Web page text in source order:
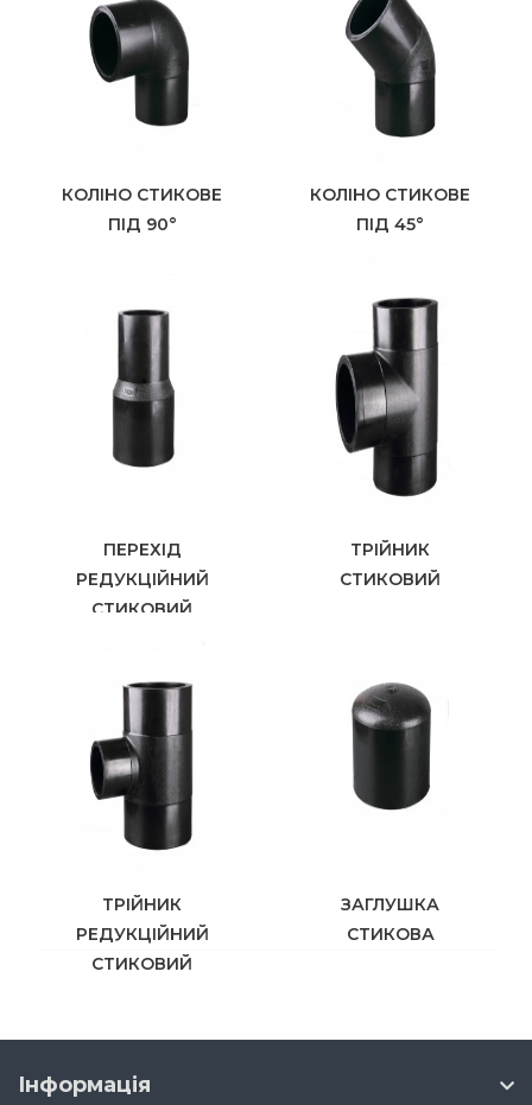
КОЛІНО СТИКОВЕ
ПІД 90°
КОЛІНО СТИКОВЕ
ПІД 45°
ПЕРЕХІД
РЕДУКЦІЙНИЙ
СТИКОВИЙ
ТРІЙНИК
СТИКОВИЙ
ТРІЙНИК
РЕДУКЦІЙНИЙ
СТИКОВИЙ
ЗАГЛУШКА
СТИКОВА
Інформація